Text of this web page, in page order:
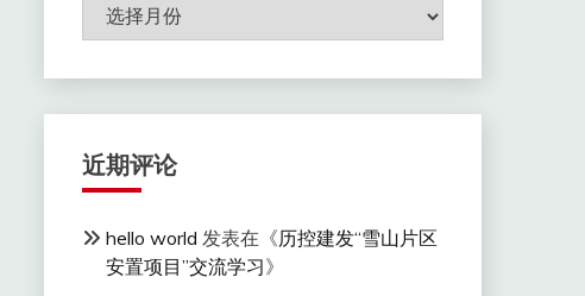
近期评论
hello world 发表在《历控建发“雪山片区
安置项目”交流学习》